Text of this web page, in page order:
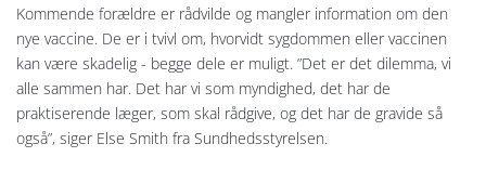
Kommende forældre er rådvilde og mangler information om den
nye vaccine. De er i tvivl om, hvorvidt sygdommen eller vaccinen
kan være skadelig - begge dele er muligt. ”Det er det dilemma, vi
alle sammen har. Det har vi som myndighed, det har de
praktiserende læger, som skal rådgive, og det har de gravide så
også”, siger Else Smith fra Sundhedsstyrelsen.